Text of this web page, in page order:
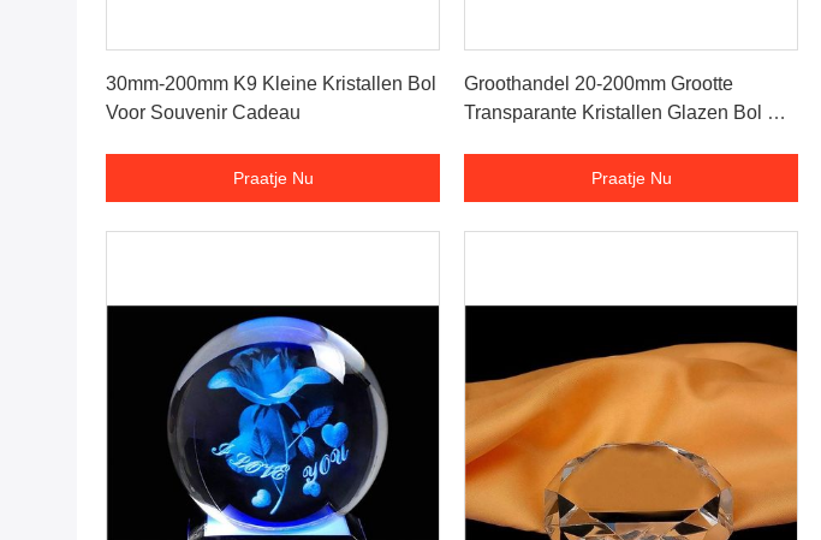
30mm-200mm K9 Kleine Kristallen Bol
Voor Souvenir Cadeau
Praatje Nu
Groothandel 20-200mm Grootte
Transparante Kristallen Glazen Bol K9
Praatje Nu